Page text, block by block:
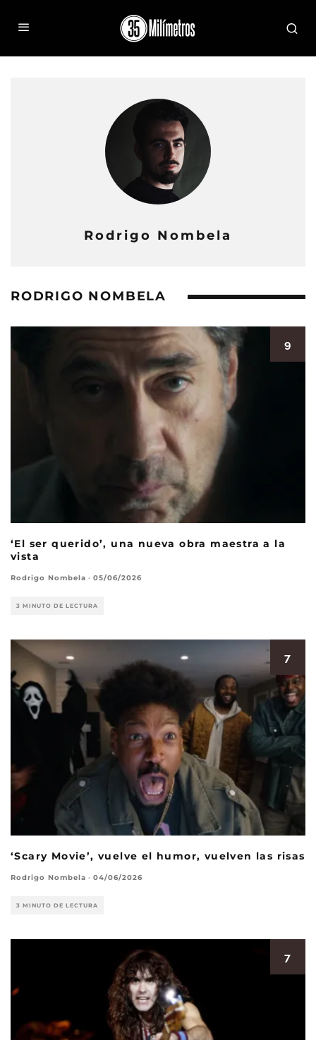
Rodrigo Nombela
RODRIGO NOMBELA
9
‘El ser querido’, una nueva obra maestra a la
vista
Rodrigo Nombela · 05/06/2026
3 MINUTO DE LECTURA
7
‘Scary Movie’, vuelve el humor, vuelven las risas
Rodrigo Nombela · 04/06/2026
3 MINUTO DE LECTURA
7